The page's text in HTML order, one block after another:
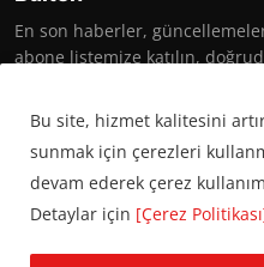
En son haberler,
abone listemize katılın,
Bu site, hizmet kalitesini
sunmak için çerezleri
devam ederek çerez
Detaylar için [Çerez